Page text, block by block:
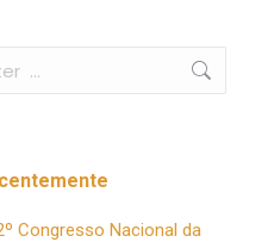
Congresso Nacional da